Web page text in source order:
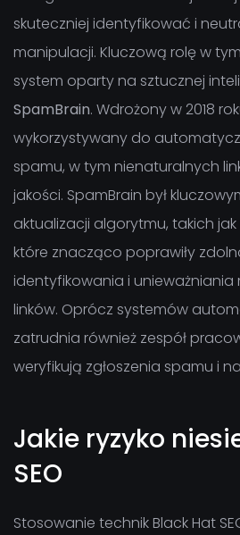
skuteczniej identyfikować i
manipulacji. Kluczową rolę w
system oparty na sztucznej
SpamBrain. Wdrożony w 2018
wykorzystywany do
spamu, w tym nienaturalnych
jakości. SpamBrain był
aktualizacji algorytmu, takich jak
które znacząco poprawiły
identyfikowania i
linków. Oprócz systemów
zatrudnia również zespół
weryfikują zgłoszenia spamu i
Jakie ryzyko
SEO
Stosowanie technik Black Hat